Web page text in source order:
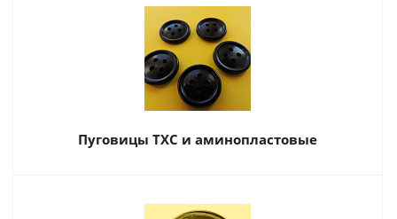
Пуговицы ТХС и аминопластовые